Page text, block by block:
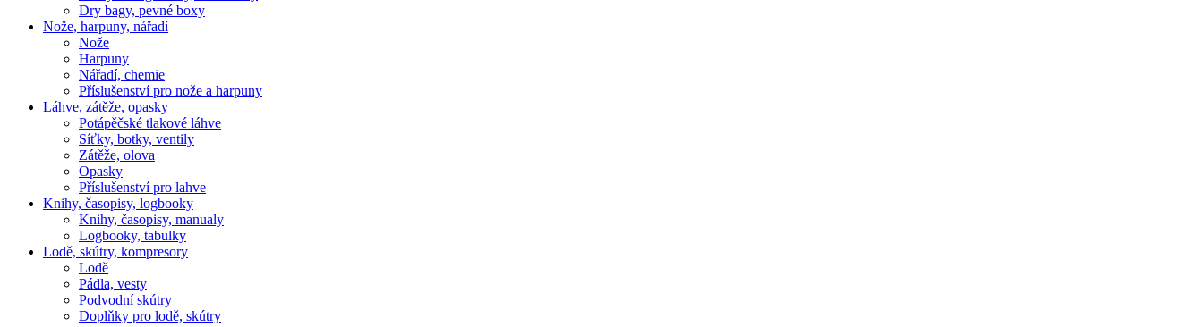
Dry bagy, pevné boxy
Nože, harpuny, nářadí
Nože
Harpuny
Nářadí, chemie
Příslušenství pro nože a harpuny
Láhve, zátěže, opasky
Potápěčské tlakové láhve
Síťky, botky, ventily
Zátěže, olova
Opasky
Příslušenství pro lahve
Knihy, časopisy, logbooky
Knihy, časopisy, manualy
Logbooky, tabulky
Lodě, skútry, kompresory
Lodě
Pádla, vesty
Podvodní skútry
Doplňky pro lodě, skútry